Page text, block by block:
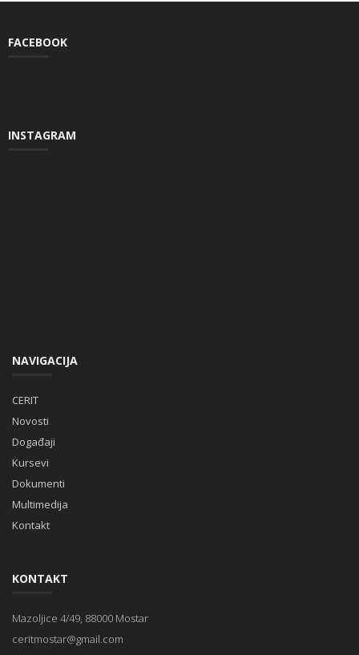
FACEBOOK
INSTAGRAM
NAVIGACIJA
CERIT
Novosti
Događaji
Kursevi
Dokumenti
Multimedija
Kontakt
KONTAKT
Mazoljice 4/49, 88000 Mostar
ceritmostar@gmail.com